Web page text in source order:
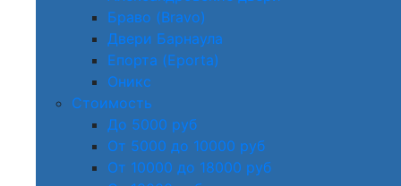
Браво (Bravo)
Двери Барнаула
Епорта (Eporta)
Оникс
Стоимость
До 5000 руб
От 5000 до 10000 руб
От 10000 до 18000 руб